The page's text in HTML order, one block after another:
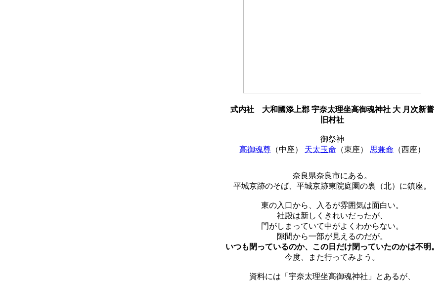
式内社
大和國添上郡 宇奈太理坐高御魂神社 大 月次新嘗
旧村社
御祭神
高御魂尊 （中座） 天太玉命 （東座） 思兼命 （西座）
奈良県奈良市にある。
平城京跡のそば、平城京跡東院庭園の裏（北）に鎮座。
東の入口から、入るが雰囲気は面白い。
社殿は新しくきれいだったが、
門がしまっていて中がよくわからない。
隙間から一部が見えるのだが。
いつも閉っているのか、この日だけ閉っていたのかは不明。
今度、また行ってみよう。
資料には「宇奈太理坐高御魂神社」とあるが、